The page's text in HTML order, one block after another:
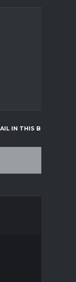
IN THIS BROWSER